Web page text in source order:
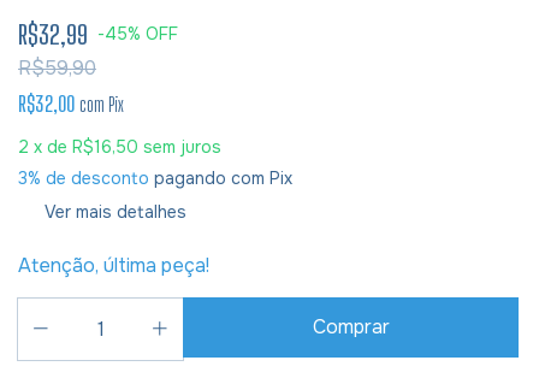
R$32,99 -45% OFF
R$59,90
R$32,00 com Pix
2 x de R$16,50 sem juros
3% de desconto pagando com Pix
Ver mais detalhes
Atenção, última peça!